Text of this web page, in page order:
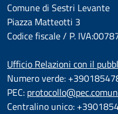
Comune di Sestri Levante
Piazza Matteotti 3
Codice fiscale / P.
Ufficio Relazioni con il
Numero verde:
PEC:
Centralino unico: